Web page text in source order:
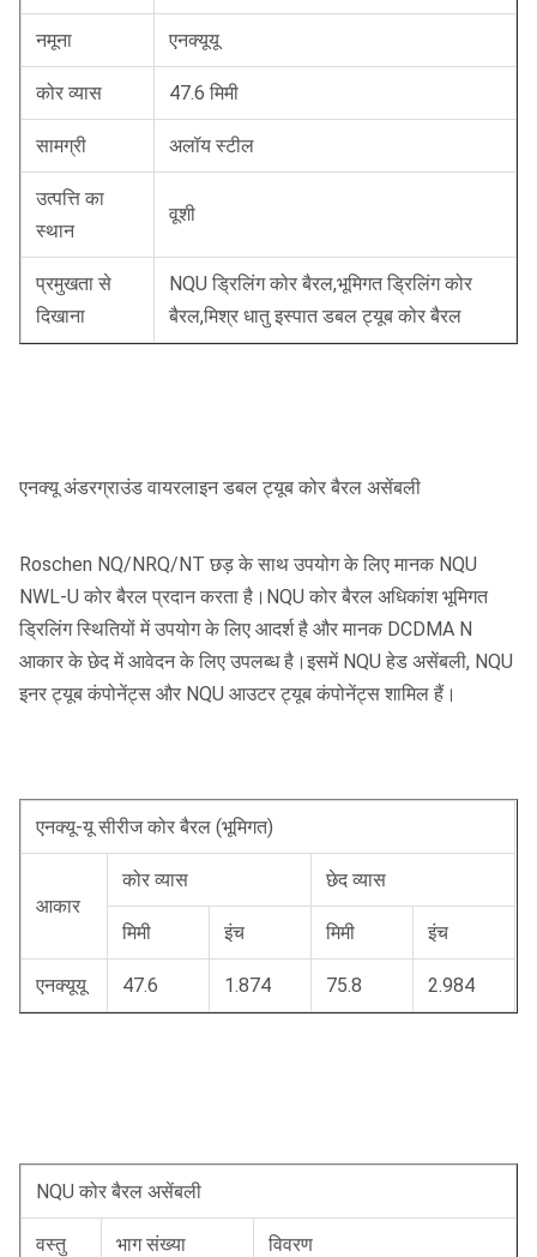
नमूना एनक्यूयू
कोर व्यास 47.6 मिमी
सामग्री अलॉय स्टील
उत्पत्ति का
स्थान
वूशी
प्रमुखता से
दिखाना
NQU ड्रिलिंग कोर बैरल,भूमिगत ड्रिलिंग कोर
बैरल,मिश्र धातु इस्पात डबल ट्यूब कोर बैरल
एनक्यू अंडरग्राउंड वायरलाइन डबल ट्यूब कोर बैरल असेंबली
Roschen NQ/NRQ/NT छड़ के साथ उपयोग के लिए मानक NQU
NWL-U कोर बैरल प्रदान करता है।NQU कोर बैरल अधिकांश भूमिगत
ड्रिलिंग स्थितियों में उपयोग के लिए आदर्श है और मानक DCDMA N
आकार के छेद में आवेदन के लिए उपलब्ध है।इसमें NQU हेड असेंबली, NQU
इनर ट्यूब कंपोनेंट्स और NQU आउटर ट्यूब कंपोनेंट्स शामिल हैं।
एनक्यू-यू सीरीज कोर बैरल (भूमिगत)
आकार
कोर व्यास छेद व्यास
मिमी इंच मिमी इंच
एनक्यूयू 47.6 1.874 75.8 2.984
NQU कोर बैरल असेंबली
वस्तु भाग संख्या विवरण